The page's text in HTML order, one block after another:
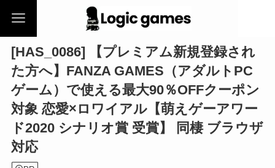
[HAS_0086] 【プレミアム新規登録され
た方へ】FANZA GAMES（アダルトPC
ゲーム）で使える最大90％OFFクーポン
対象 恋愛×ロワイアル【萌えゲーアワー
ド2020 シナリオ賞 受賞】 同棲 ブラウザ
対応